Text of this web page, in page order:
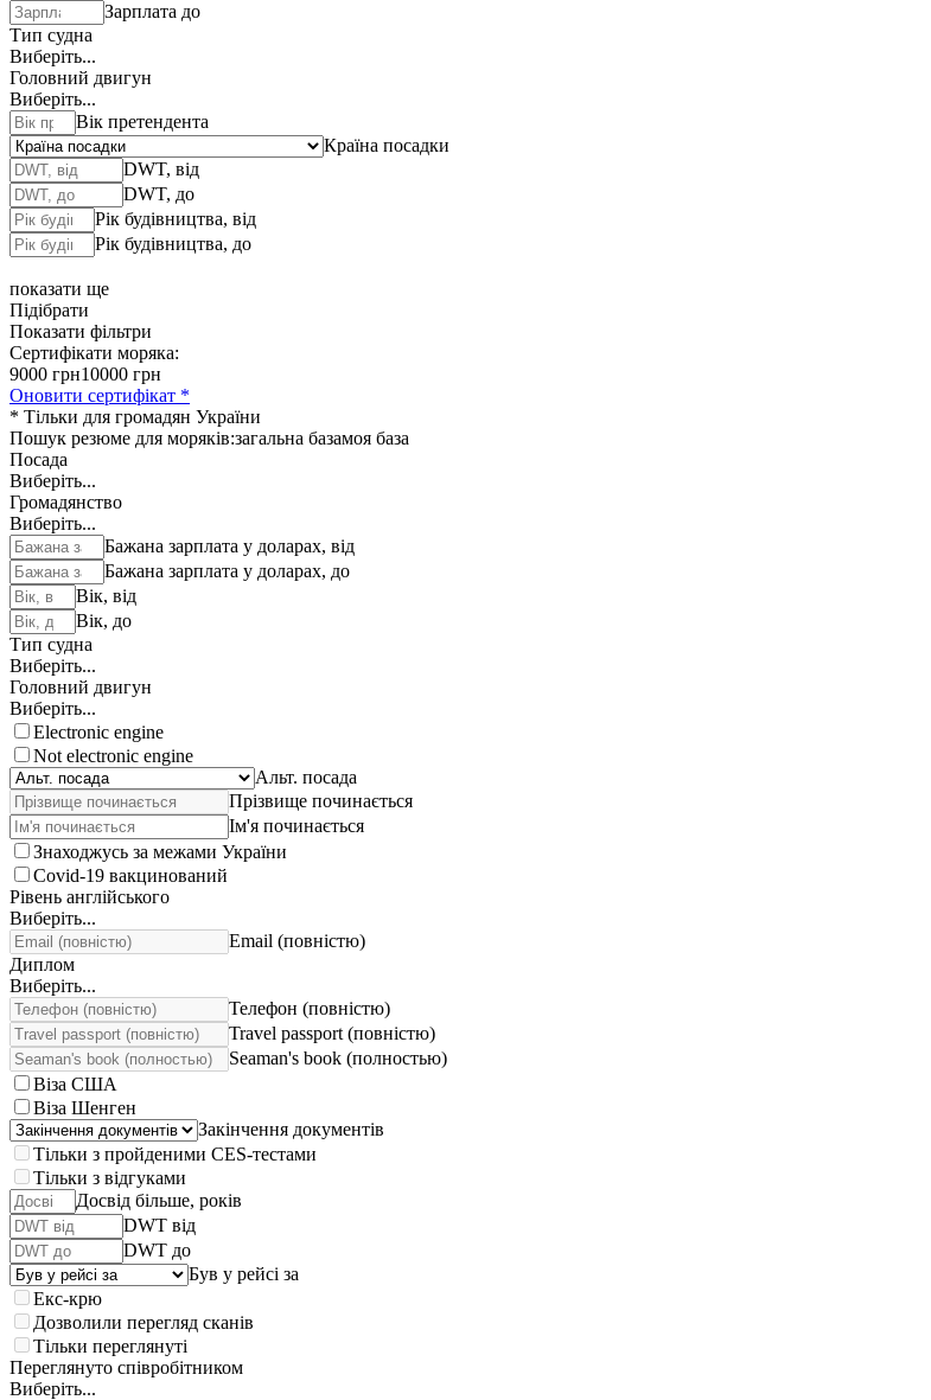
Зарплата до
Тип судна
Виберіть...
Головний двигун
Виберіть...
Вік претендента
Країна посадки
DWT, від
DWT, до
Рік будівництва, від
Рік будівництва, до
показати ще
Підібрати
Показати фільтри
Сертифікати моряка:
9000 грн10000 грн
Оновити сертифікат *
* Тільки для громадян України
Пошук резюме для моряків:загальна базамоя база
Посада
Виберіть...
Громадянство
Виберіть...
Бажана зарплата у доларах, від
Бажана зарплата у доларах, до
Вік, від
Вік, до
Тип судна
Виберіть...
Головний двигун
Виберіть...
Electronic engine
Not electronic engine
Альт. посада
Прізвище починається
Ім'я починається
Знаходжусь за межами України
Covid-19 вакцинований
Рівень англійського
Виберіть...
Email (повністю)
Диплом
Виберіть...
Телефон (повністю)
Travel passport (повністю)
Seaman's book (полностью)
Віза США
Віза Шенген
Закінчення документів
Тільки з пройденими CES-тестами
Тільки з відгуками
Досвід більше, років
DWT від
DWT до
Був у рейсі за
Екс-крю
Дозволили перегляд сканів
Тільки переглянуті
Переглянуто співробітником
Виберіть...